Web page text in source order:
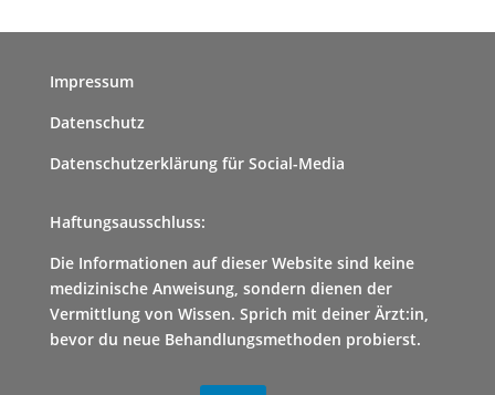
Impressum
Datenschutz
Datenschutzerklärung für Social-Media
Haftungsausschluss:
Die Informationen auf dieser Website sind keine
medizinische Anweisung, sondern dienen der
Vermittlung von Wissen. Sprich mit deiner Ärzt:in,
bevor du neue Behandlungsmethoden probierst.